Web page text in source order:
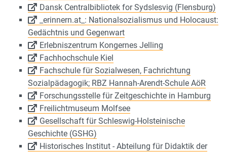
Dansk Centralbibliotek for Sydslesvig (Flensburg)
_erinnern.at_: Nationalsozialismus und Holocaust:
Gedächtnis und Gegenwart
Erlebniszentrum Kongernes Jelling
Fachhochschule Kiel
Fachschule für Sozialwesen, Fachrichtung
Sozialpädagogik; RBZ Hannah-Arendt-Schule AöR
Forschungsstelle für Zeitgeschichte in Hamburg
Freilichtmuseum Molfsee
Gesellschaft für Schleswig-Holsteinische
Geschichte (GSHG)
Historisches Institut - Abteilung für Didaktik der